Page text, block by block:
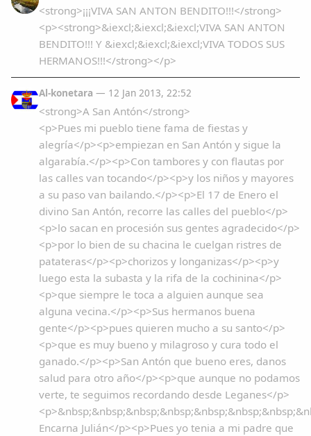
<strong>¡¡¡VIVA SAN ANTON BENDITO!!!</strong>
<p><strong>&iexcl;&iexcl;&iexcl;VIVA SAN ANTON
BENDITO!!! Y &iexcl;&iexcl;&iexcl;VIVA TODOS SUS
HERMANOS!!!</strong></p>
Al-konetara — 12 Jan 2013, 22:52
<strong>A San Antón</strong>
<p>Pues mi pueblo tiene fama de fiestas y
alegría</p><p>empiezan en San Antón y sigue la
algarabía.</p><p>Con tambores y con flautas por
las calles van tocando</p><p>y los niños y mayores
a su paso van bailando.</p><p>El 17 de Enero el
divino San Antón, recorre las calles del pueblo</p>
<p>lo sacan en procesión sus gentes agradecido</p>
<p>por lo bien de su chacina le cuelgan ristres de
patateras</p><p>chorizos y longanizas</p><p>y
luego esta la subasta y la rifa de la cochinina</p>
<p>que siempre le toca a alguien aunque sea
alguna vecina.</p><p>Sus hermanos buena
gente</p><p>pues quieren mucho a su santo</p>
<p>que es muy bueno y milagroso y cura todo el
ganado.</p><p>San Antón que bueno eres, danos
salud para otro año</p><p>que aunque no podamos
verte, te seguimos recordando desde Leganes</p>
Encarna Julián</p><p>Pues yo tenia a mi padre que